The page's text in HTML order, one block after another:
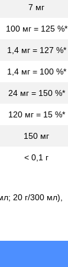
7 мг
100 мг = 125 %*
1,4 мг = 127 %*
1,4 мг = 100 %*
24 мг = 150 %*
120 мг = 15 %*
150 мг
< 0,1 г
20 г/300 мл),